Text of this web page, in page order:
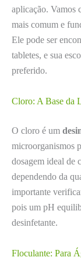
aplicação. Vamos
mais comum e
Ele pode ser
tabletes, e sua
preferido.
Cloro: A Base da
O cloro é um
microorganismos
dosagem ideal de
dependendo da
importante
pois um pH
desinfetante.
Floculante: Para